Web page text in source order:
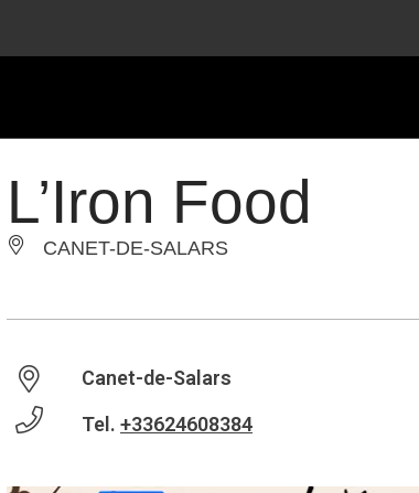
L’Iron Food
CANET-DE-SALARS
Canet-de-Salars
Tel. +33624608384